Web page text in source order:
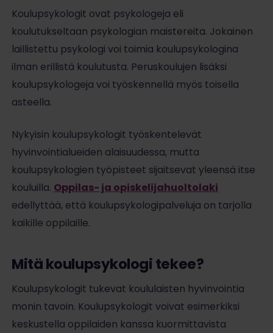
Koulupsykologit ovat psykologeja eli
koulutukseltaan psykologian maistereita. Jokainen
laillistettu psykologi voi toimia koulupsykologina
ilman erillistä koulutusta. Peruskoulujen lisäksi
koulupsykologeja voi työskennellä myös toisella
asteella.
Nykyisin koulupsykologit työskentelevät
hyvinvointialueiden alaisuudessa, mutta
koulupsykologien työpisteet sijaitsevat yleensä itse
kouluilla. Oppilas- ja opiskelijahuoltolaki
edellyttää, että koulupsykologipalveluja on tarjolla
kaikille oppilaille.
Mitä koulupsykologi tekee?
Koulupsykologit tukevat koululaisten hyvinvointia
monin tavoin. Koulupsykologit voivat esimerkiksi
keskustella oppilaiden kanssa kuormittavista